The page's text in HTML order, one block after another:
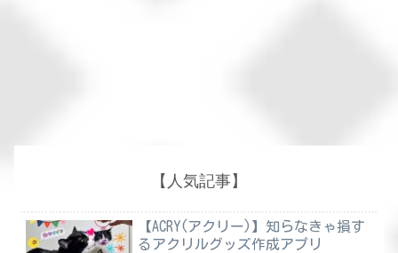
【人気記事】
【ACRY(アクリー)】知らなきゃ損す
るアクリルグッズ作成アプリ